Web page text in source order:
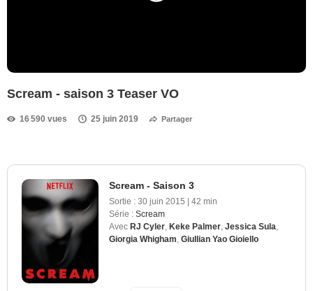
Scream - saison 3 Teaser VO
16 590 vues 25 juin 2019 Partager
Scream - Saison 3
Sortie : 30 juin 2015 | 42 min
Série : Scream
Avec RJ Cyler Keke Palmer Jessica Sula
Giorgia Whigham Giullian Yao Gioiello